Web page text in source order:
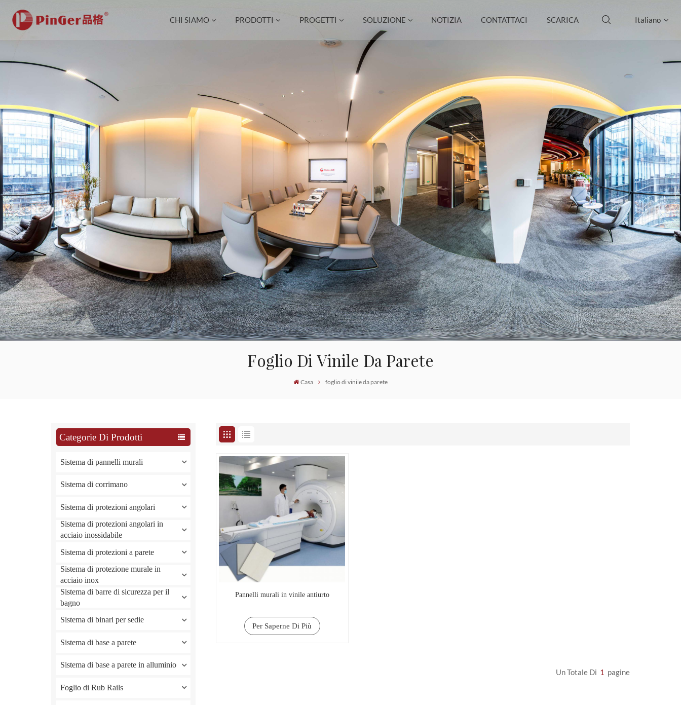
CHI SIAMO PRODOTTI PROGETTI SOLUZIONE NOTIZIA CONTATTACI SCARICA Italiano
Deutsch
русский
italiano
español
português
العربية
한국의
Tiếng việt
Indonesia
中文
Foglio Di Vinile Da Parete
Casa foglio di vinile da parete
Categorie Di Prodotti
Sistema di pannelli murali
Sistema di corrimano
Sistema di protezioni angolari
Sistema di protezioni angolari in
acciaio inossidabile
Sistema di protezioni a parete
Sistema di protezione murale in
acciaio inox
Sistema di barre di sicurezza per il
bagno
Sistema di binari per sedie
Sistema di base a parete
Sistema di base a parete in alluminio
Foglio di Rub Rails
Pannelli murali in vinile antiurto
Per Saperne Di Più
Un Totale Di 1 Pagine